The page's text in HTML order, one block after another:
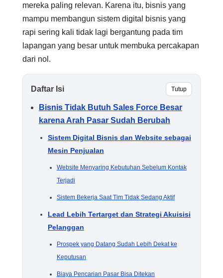
mereka paling relevan. Karena itu, bisnis yang
mampu membangun sistem digital bisnis yang
rapi sering kali tidak lagi bergantung pada tim
lapangan yang besar untuk membuka percakapan
dari nol.
Daftar Isi Tutup
Bisnis Tidak Butuh Sales Force Besar
karena Arah Pasar Sudah Berubah
Sistem Digital Bisnis dan Website sebagai
Mesin Penjualan
Website Menyaring Kebutuhan Sebelum Kontak
Terjadi
Sistem Bekerja Saat Tim Tidak Sedang Aktif
Lead Lebih Tertarget dan Strategi Akuisisi
Pelanggan
Prospek yang Datang Sudah Lebih Dekat ke
Keputusan
Biaya Pencarian Pasar Bisa Ditekan